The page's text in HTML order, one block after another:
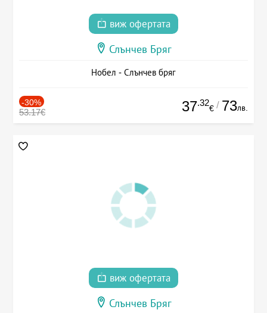
виж офертата
Слънчев Бряг
Нобел - Слънчев бряг
-30%
53.17€ 37.32
€ / 73лв.
виж офертата
Слънчев Бряг